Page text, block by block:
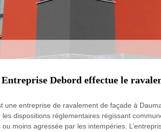
Debord effectue le
une entreprise de ravalement de façade à
dispositions réglementaires régissant
moins agressée par les intempéries.